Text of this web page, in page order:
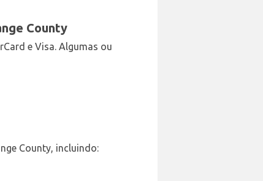
County
e Visa. Algumas ou
County, incluindo: